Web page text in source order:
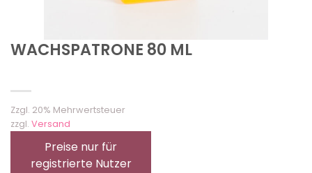
WACHSPATRONE 80 ML
Zzgl. 20% Mehrwertsteuer
zzgl. Versand
Preise nur für
registrierte Nutzer